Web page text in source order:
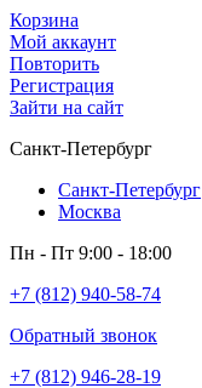
Корзина
Мой аккаунт
Повторить
Регистрация
Зайти на сайт
Санкт-Петербург
Санкт-Петербург
Москва
Пн - Пт 9:00 - 18:00
+7 (812) 940-58-74
Обратный звонок
+7 (812) 946-28-19